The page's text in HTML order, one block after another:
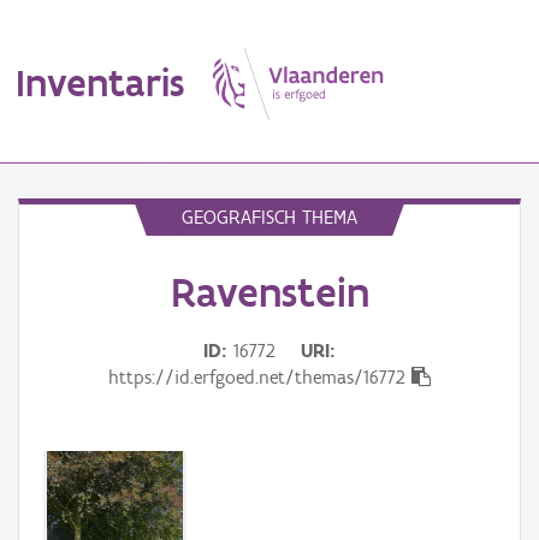
Inventaris
Thema
Gebeurtenis
GEOGRAFISCH THEMA
Ravenstein
ID 16772
URI
https://id.erfgoed.net/themas/16772